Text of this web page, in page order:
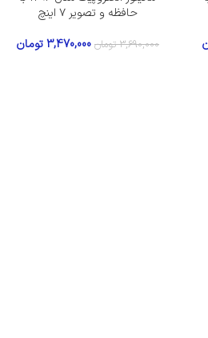
حافظه و تصویر ۷ اینچ
3,690,000 تومان 3,470,000تومان